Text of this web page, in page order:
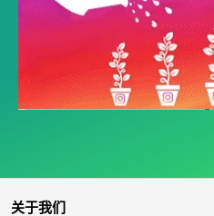
关于我们